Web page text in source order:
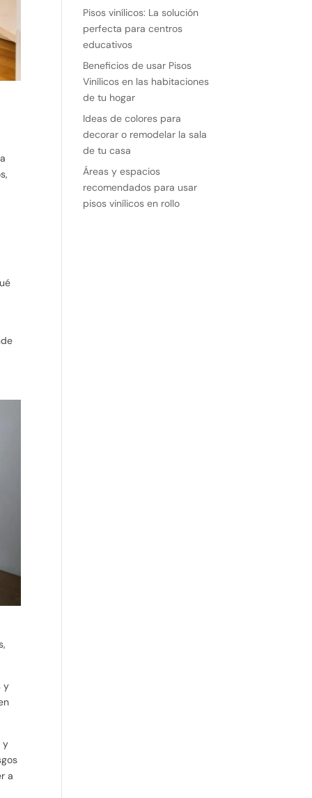
y
y
a
Pisos vinílicos: La solución
perfecta para centros
educativos
Beneficios de usar Pisos
Vinílicos en las habitaciones
de tu hogar
Ideas de colores para
decorar o remodelar la sala
de tu casa
Áreas y espacios
recomendados para usar
pisos vinílicos en rollo